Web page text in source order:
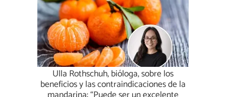
Ulla Rothschuh, bióloga, sobre los
beneficios y las contraindicaciones de la